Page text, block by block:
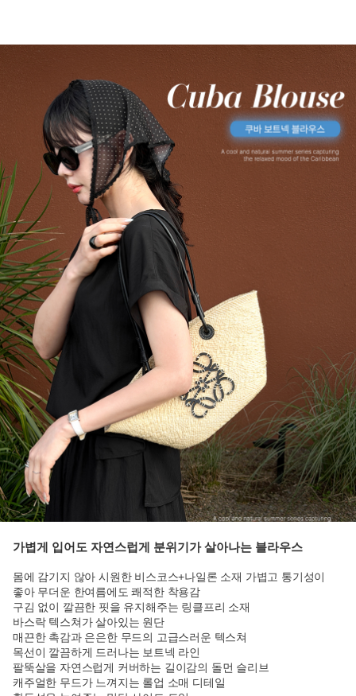
가볍게 입어도 자연스럽게 분위기가 살아나는 블라우스
몸에 감기지 않아 시원한 비스코스+나일론 소재 가볍고 통기성이
좋아 무더운 한여름에도 쾌적한 착용감
구김 없이 깔끔한 핏을 유지해주는 링클프리 소재
바스락 텍스쳐가 살아있는 원단
매끈한 촉감과 은은한 무드의 고급스러운 텍스쳐
목선이 깔끔하게 드러나는 보트넥 라인
팔뚝살을 자연스럽게 커버하는 길이감의 돌먼 슬리브
캐주얼한 무드가 느껴지는 롤업 소매 디테일